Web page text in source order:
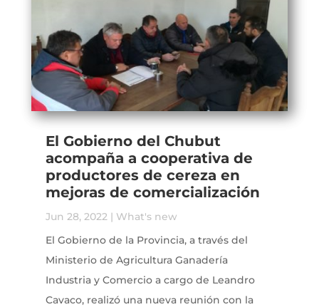
El Gobierno del Chubut
acompaña a cooperativa de
productores de cereza en
mejoras de comercialización
Jun 28, 2022| What's new
El Gobierno de la Provincia, a través del
Ministerio de Agricultura Ganadería
Industria y Comercio a cargo de Leandro
Cavaco, realizó una nueva reunión con la